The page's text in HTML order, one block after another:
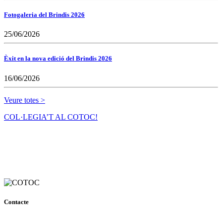
Fotogaleria del Brindis 2026
25/06/2026
Èxit en la nova edició del Brindis 2026
16/06/2026
Veure totes >
COL·LEGIA’T AL COTOC!
Contacte